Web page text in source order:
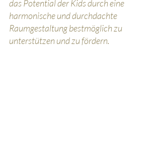
das Potential der Kids durch eine
harmonische und durchdachte
Raumgestaltung bestmöglich zu
unterstützen und zu fördern.